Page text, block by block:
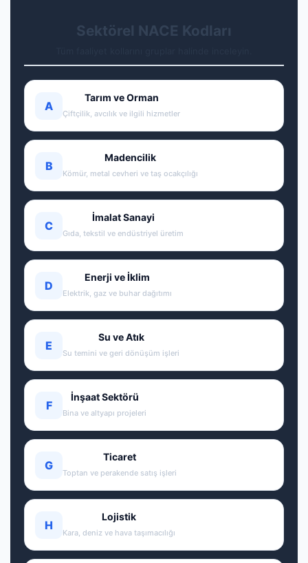
Sektörel NACE Kodları
A
Tarım ve Orman
Çiftçilik, avcılık ve ilgili hizmetler
B
Madencilik
Kömür, metal cevheri ve taş ocakçılığı
C
İmalat Sanayi
Gıda, tekstil ve endüstriyel üretim
D
Enerji ve İklim
Elektrik, gaz ve buhar dağıtımı
E
Su ve Atık
Su temini ve geri dönüşüm işleri
F
İnşaat Sektörü
Bina ve altyapı projeleri
G
Ticaret
Toptan ve perakende satış işleri
H
Lojistik
Kara, deniz ve hava taşımacılığı